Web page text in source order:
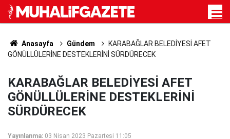
Anasayfa Gündem
KARABAĞLAR BELEDİYESİ AFET
GÖNÜLLÜLERİNE DESTEKLERİNİ SÜRDÜRECEK
KARABAĞLAR BELEDİYESİ AFET
GÖNÜLLÜLERİNE DESTEKLERİNİ
SÜRDÜRECEK
Yayınlanma: 03 Nisan 2023 Pazartesi 11:05